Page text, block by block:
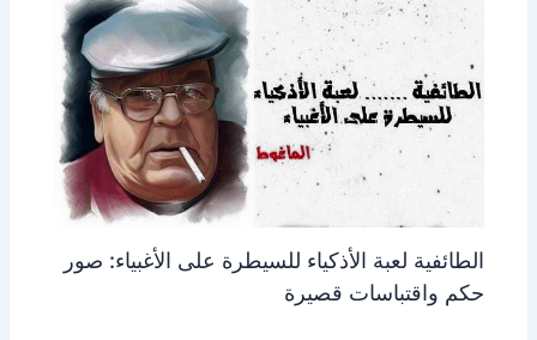
الطائفية لعبة الأذكياء للسيطرة على الأغبياء: صور
حكم واقتباسات قصيرة